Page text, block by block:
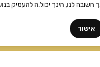
מגזין
Vogue
חשובה לנו, הינך יכול.ה להעמיק
אישור